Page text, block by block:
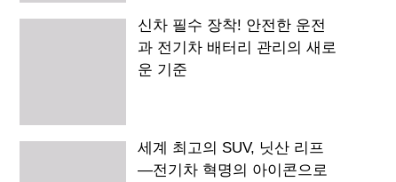
신차 필수 장착! 안전한 운전
과 전기차 배터리 관리의 새로
운 기준
세계 최고의 SUV, 닛산 리프
—전기차 혁명의 아이콘으로